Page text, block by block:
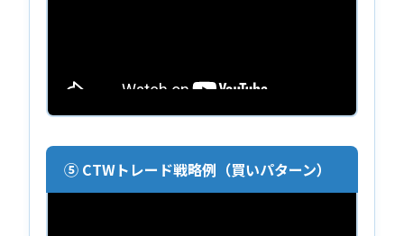
⑤ CTWトレード戦略例（買いパターン）